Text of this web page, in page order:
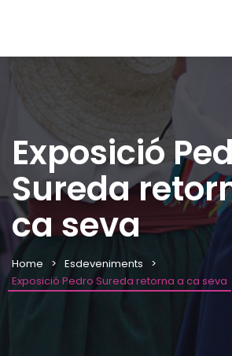
Exposició
Sureda
ca seva
Home
Esdeveniments
Exposició Pedro Sureda retorna a ca seva